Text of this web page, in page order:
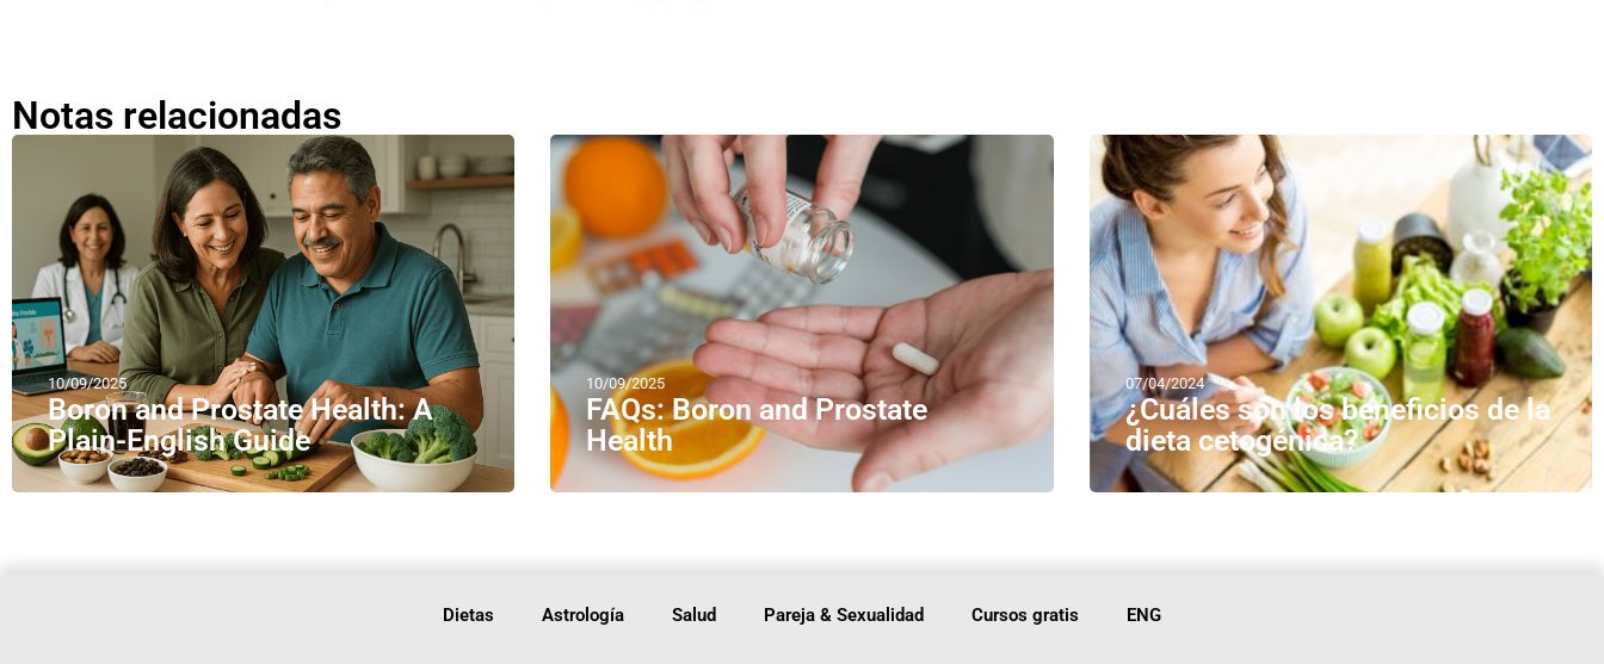
Notas relacionadas
10/09/2025
Boron and Prostate Health: A
Plain-English Guide
10/09/2025
FAQs: Boron and Prostate
Health
07/04/2024
¿Cuáles son los beneficios de la
dieta cetogénica?
Dietas Astrología Salud Pareja & Sexualidad Cursos gratis ENG